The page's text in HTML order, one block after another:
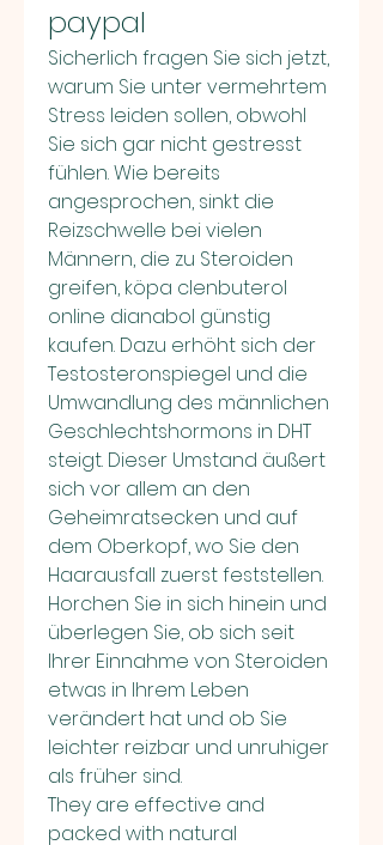
paypal
Sicherlich fragen Sie sich jetzt,
warum Sie unter vermehrtem
Stress leiden sollen, obwohl
Sie sich gar nicht gestresst
fühlen. Wie bereits
angesprochen, sinkt die
Reizschwelle bei vielen
Männern, die zu Steroiden
greifen, köpa clenbuterol
online dianabol günstig
kaufen. Dazu erhöht sich der
Testosteronspiegel und die
Umwandlung des männlichen
Geschlechtshormons in DHT
steigt. Dieser Umstand äußert
sich vor allem an den
Geheimratsecken und auf
dem Oberkopf, wo Sie den
Haarausfall zuerst feststellen.
Horchen Sie in sich hinein und
überlegen Sie, ob sich seit
Ihrer Einnahme von Steroiden
etwas in Ihrem Leben
verändert hat und ob Sie
leichter reizbar und unruhiger
als früher sind.
They are effective and
packed with natural